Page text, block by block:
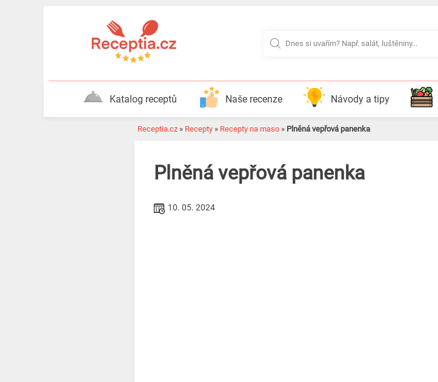
Katalog receptů Naše recenze Návody a tipy
Receptia.cz » Recepty » Recepty na maso » Plněná vepřová panenka
Plněná vepřová panenka
10. 05. 2024